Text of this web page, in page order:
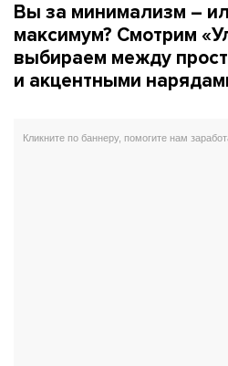
Вы за минимализм –
максимум? Смотрим
выбираем между
и акцентными